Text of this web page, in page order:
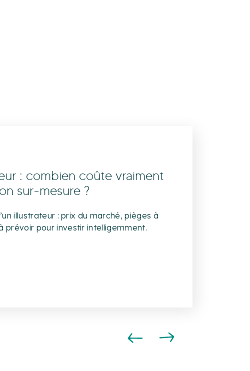
visuelle : quand,
refonte de ton identité visuelle ? Hep,
n’importe quoi, lis ça avant…